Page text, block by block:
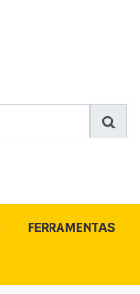
FERRAMENTAS